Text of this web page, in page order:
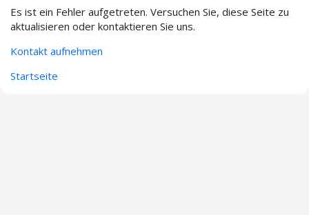
Es ist ein Fehler aufgetreten. Versuchen Sie, diese Seite zu
aktualisieren oder kontaktieren Sie uns.
Kontakt aufnehmen
Startseite